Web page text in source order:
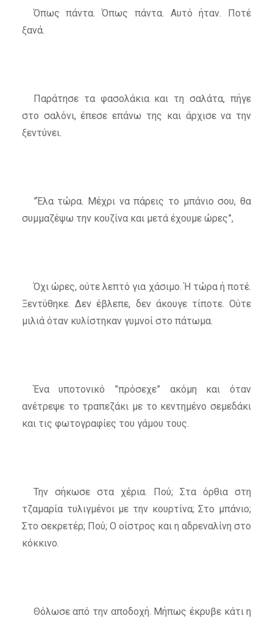
Όπως πάντα. Όπως πάντα. Αυτό ήταν. Ποτέ
ξανά.
Παράτησε τα φασολάκια και τη σαλάτα, πήγε
στο σαλόνι, έπεσε επάνω της και άρχισε να την
ξεντύνει.
”Έλα τώρα. Μέχρι να πάρεις το μπάνιο σου, θα
συμμαζέψω την κουζίνα και μετά έχουμε ώρες”,
Όχι ώρες, ούτε λεπτό για χάσιμο. Ή τώρα ή ποτέ.
Ξεντύθηκε. Δεν έβλεπε, δεν άκουγε τίποτε. Ούτε
μιλιά όταν κυλίστηκαν γυμνοί στο πάτωμα.
Ένα υποτονικό ”πρόσεχε” ακόμη και όταν
ανέτρεψε το τραπεζάκι με το κεντημένο σεμεδάκι
και τις φωτογραφίες του γάμου τους.
Την σήκωσε στα χέρια. Πού; Στα όρθια στη
τζαμαρία τυλιγμένοι με την κουρτίνα; Στο μπάνιο;
Στο σεκρετέρ; Πού; Ο οίστρος και η αδρεναλίνη στο
κόκκινο.
Θόλωσε από την αποδοχή. Μήπως έκρυβε κάτι η